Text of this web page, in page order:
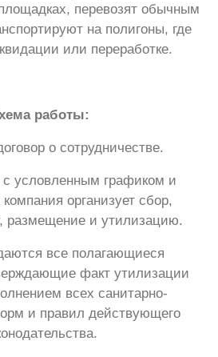
перевозят обычным
на полигоны, где
или переработке.
работы:
о сотрудничестве.
с условленным графиком и
организует сбор,
размещение и утилизацию.
все полагающиеся
факт утилизации
всех санитарно-
и правил действующего